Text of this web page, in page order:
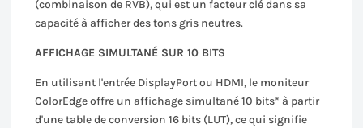
(combinaison de RVB), qui est un facteur clé dans sa
capacité à afficher des tons gris neutres.
AFFICHAGE SIMULTANÉ SUR 10 BITS
En utilisant l'entrée DisplayPort ou HDMI, le moniteur
ColorEdge offre un affichage simultané 10 bits* à partir
d'une table de conversion 16 bits (LUT), ce qui signifie